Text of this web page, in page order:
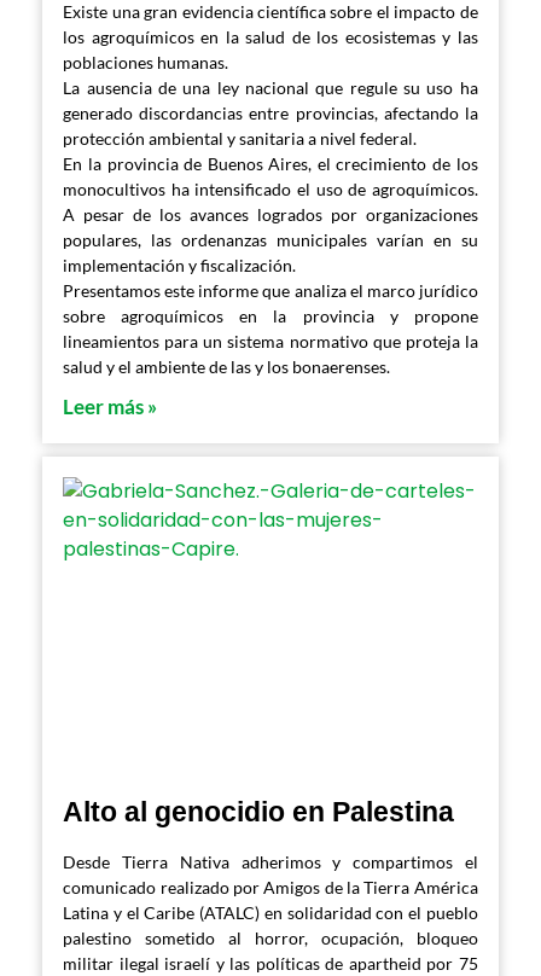
Existe una gran evidencia científica sobre el impacto de
los agroquímicos en la salud de los ecosistemas y las
poblaciones humanas.
La ausencia de una ley nacional que regule su uso ha
generado discordancias entre provincias, afectando la
protección ambiental y sanitaria a nivel federal.
En la provincia de Buenos Aires, el crecimiento de los
monocultivos ha intensificado el uso de agroquímicos.
A pesar de los avances logrados por organizaciones
populares, las ordenanzas municipales varían en su
implementación y fiscalización.
Presentamos este informe que analiza el marco jurídico
sobre agroquímicos en la provincia y propone
lineamientos para un sistema normativo que proteja la
salud y el ambiente de las y los bonaerenses.
Leer más »
Alto al genocidio en Palestina
Desde Tierra Nativa adherimos y compartimos el
comunicado realizado por Amigos de la Tierra América
Latina y el Caribe (ATALC) en solidaridad con el pueblo
palestino sometido al horror, ocupación, bloqueo
militar ilegal israelí y las políticas de apartheid por 75